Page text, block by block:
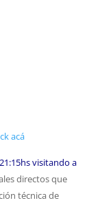
acá
visitando a
directos que
técnica de